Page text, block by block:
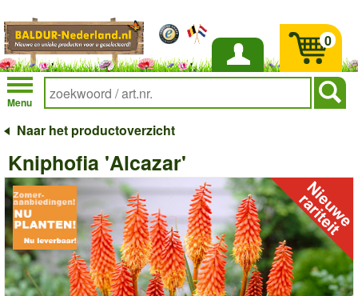
Inloggen
Menu
0
Naar het productoverzicht
Kniphofia 'Alcazar'